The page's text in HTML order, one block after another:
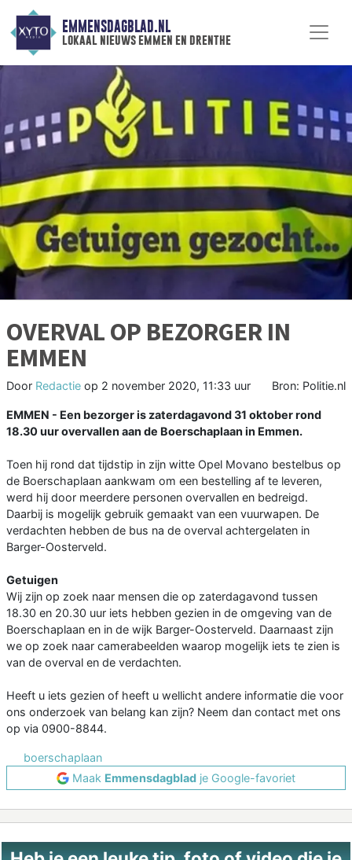
EMMENSDAGBLAD.NL
lokaal nieuws emmen en drenthe
OVERVAL OP BEZORGER IN
EMMEN
Door Redactie op 2 november 2020, 11:33 uur Bron: Politie.nl
EMMEN - Een bezorger is zaterdagavond 31 oktober rond
18.30 uur overvallen aan de Boerschaplaan in Emmen.
Toen hij rond dat tijdstip in zijn witte Opel Movano bestelbus op
de Boerschaplaan aankwam om een bestelling af te leveren,
werd hij door meerdere personen overvallen en bedreigd.
Daarbij is mogelijk gebruik gemaakt van een vuurwapen. De
verdachten hebben de bus na de overval achtergelaten in
Barger-Oosterveld.
Getuigen
Wij zijn op zoek naar mensen die op zaterdagavond tussen
18.30 en 20.30 uur iets hebben gezien in de omgeving van de
Boerschaplaan en in de wijk Barger-Oosterveld. Daarnaast zijn
we op zoek naar camerabeelden waarop mogelijk iets te zien is
van de overval en de verdachten.
Heeft u iets gezien of heeft u wellicht andere informatie die voor
ons onderzoek van belang kan zijn? Neem dan contact met ons
op via 0900-8844.
boerschaplaan
Maak Emmensdagblad je Google-favoriet